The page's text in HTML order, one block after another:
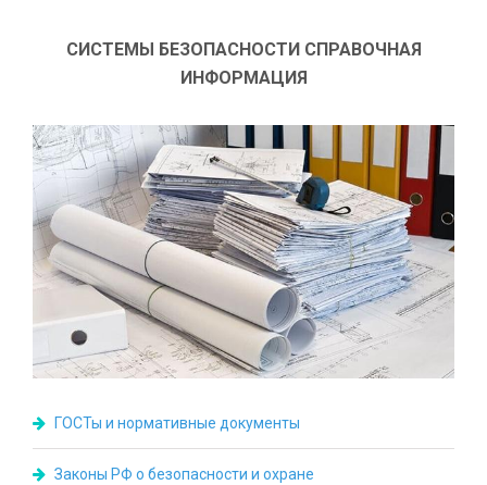
СИСТЕМЫ БЕЗОПАСНОСТИ СПРАВОЧНАЯ
ИНФОРМАЦИЯ
ГОСТы и нормативные документы
Законы РФ о безопасности и охране